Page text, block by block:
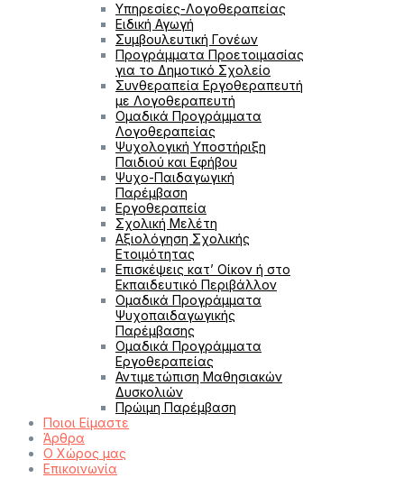
Υπηρεσίες-Λογοθεραπείας
Ειδική Αγωγή
Συμβουλευτική Γονέων
Προγράμματα Προετοιμασίας
για το Δημοτικό Σχολείο
Συνθεραπεία Εργοθεραπευτή
με Λογοθεραπευτή
Ομαδικά Προγράμματα
Λογοθεραπείας
Ψυχολογική Υποστήριξη
Παιδιού και Εφήβου
Ψυχο-Παιδαγωγική
Παρέμβαση
Εργοθεραπεία
Σχολική Μελέτη
Αξιολόγηση Σχολικής
Ετοιμότητας
Επισκέψεις κατ’ Οίκον ή στο
Εκπαιδευτικό Περιβάλλον
Ομαδικά Προγράμματα
Ψυχοπαιδαγωγικής
Παρέμβασης
Ομαδικά Προγράμματα
Εργοθεραπείας
Αντιμετώπιση Μαθησιακών
Δυσκολιών
Πρώιμη Παρέμβαση
Ποιοι Είμαστε
Άρθρα
Ο Χώρος μας
Επικοινωνία